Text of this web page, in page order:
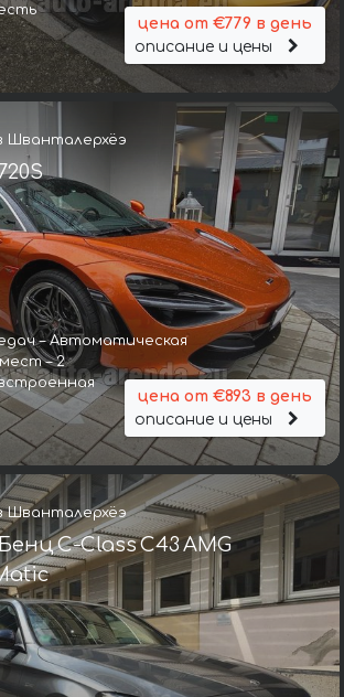
цена от €779 в день
описание и цены
Шванталерхёэ
– Автоматическая
– 2
цена от €893 в день
описание и цены
Шванталерхёэ
C-Class C43 AMG